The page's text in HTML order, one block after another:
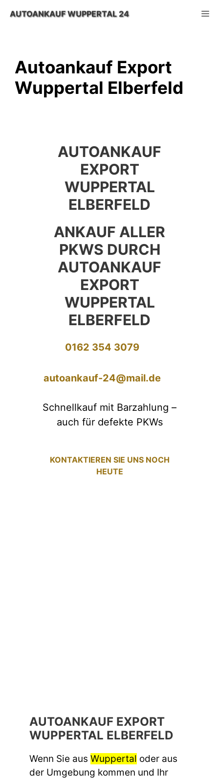
InhaltAUTOANKAUF WUPPERTAL 24
Autoankauf Export
Wuppertal Elberfeld
AUTOANKAUF
EXPORT
WUPPERTAL
ELBERFELD
ANKAUF ALLER
PKWS DURCH
AUTOANKAUF
EXPORT
WUPPERTAL
ELBERFELD
0162 354 3079
autoankauf-24@mail.de
Schnellkauf mit Barzahlung –
auch für defekte PKWs
KONTAKTIEREN SIE UNS NOCH
HEUTE
AUTOANKAUF EXPORT
WUPPERTAL ELBERFELD
Wenn Sie aus Wuppertal oder aus
der Umgebung kommen und Ihr